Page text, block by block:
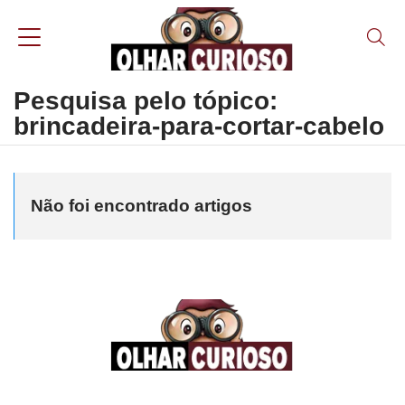
Pesquisa pelo tópico:
brincadeira-para-cortar-cabelo
Não foi encontrado artigos